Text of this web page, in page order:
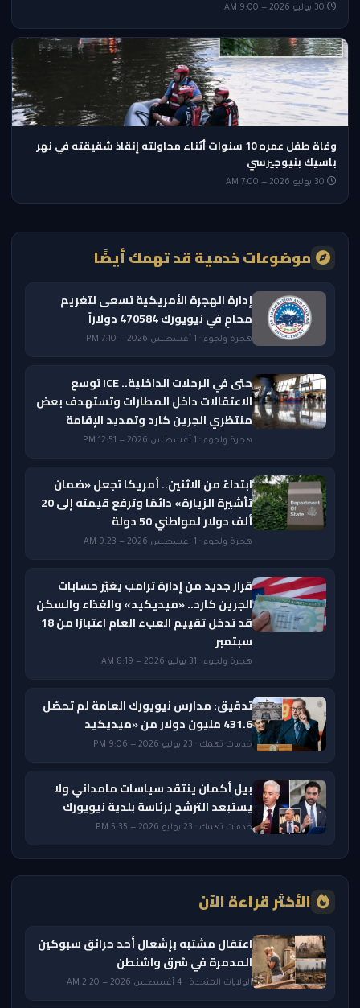
وفاة طفل عمره 10 سنوات أثناء محاولته إنقاذ شقيقته في نهر
باسيك بنيوجيرسي
موضوعات خدمية قد تهمك أيضًا
إدارة الهجرة الأمريكية تسعى لتغريم
محامٍ في نيويورك 470584 دولاراً
هجرة ولجوء · 1 أغسطس 2026 — 7:10 PM
حتى في الرحلات الداخلية.. ICE توسع
الاعتقالات داخل المطارات وتستهدف بعض
منتظري الجرين كارد وتمديد الإقامة
هجرة ولجوء · 1 أغسطس 2026 — 12:51 PM
ابتداءً من الاثنين.. أمريكا تجعل «ضمان
تأشيرة الزيارة» دائمًا وترفع قيمته إلى 20
ألف دولار لمواطني 50 دولة
هجرة ولجوء · 1 أغسطس 2026 — 9:23 AM
قرار جديد من إدارة ترامب يغيّر حسابات
الجرين كارد.. «ميديكيد» والغذاء والسكن
قد تدخل تقييم العبء العام اعتبارًا من 18
سبتمبر
هجرة ولجوء · 31 يوليو 2026 — 8:19 AM
تدقيق: مدارس نيويورك العامة لم تحصّل
431.6 مليون دولار من «ميديكيد
خدمات تهمك · 23 يوليو 2026 — 9:06 PM
بيل أكمان ينتقد سياسات مامداني ولا
يستبعد الترشح لرئاسة بلدية نيويورك
خدمات تهمك · 23 يوليو 2026 — 5:35 PM
الأكثر قراءة الآن
اعتقال مشتبه بإشعال أحد حرائق سبوكين
المدمرة في شرق واشنطن
الولايات المتحدة · 4 أغسطس 2026 — 2:20 AM